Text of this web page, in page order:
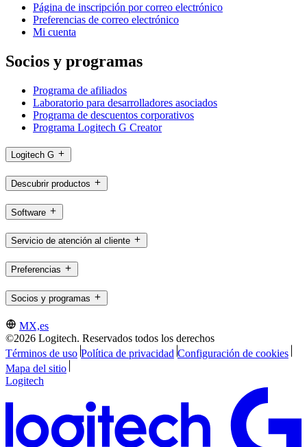
Página de inscripción por correo electrónico
Preferencias de correo electrónico
Mi cuenta
Socios y programas
Programa de afiliados
Laboratorio para desarrolladores asociados
Programa de descuentos corporativos
Programa Logitech G Creator
Logitech G
Descubrir productos
Software
Servicio de atención al cliente
Preferencias
Socios y programas
MX,es
©2026 Logitech. Reservados todos los derechos
Términos de uso Política de privacidad Configuración de cookies
Mapa del sitio
Logitech